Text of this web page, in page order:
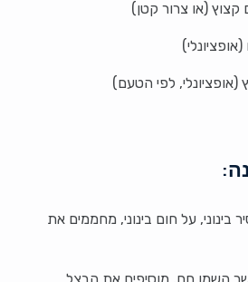
(אופציונלי, לפי הטעם)
בינוני, על חום בינוני, מחממים את